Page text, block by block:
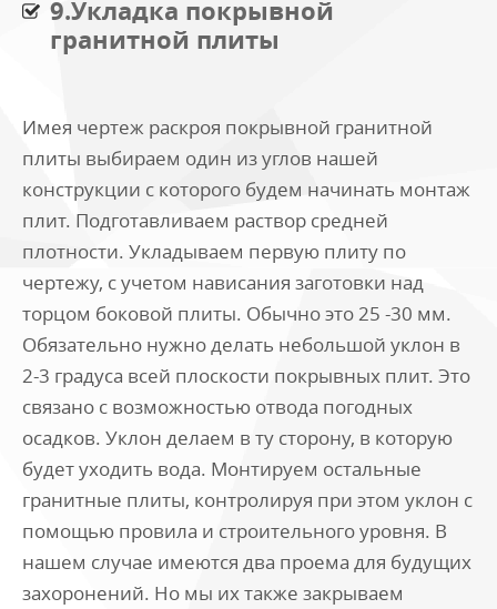
9.Укладка покрывной
гранитной плиты
Имея чертеж раскроя покрывной гранитной
плиты выбираем один из углов нашей
конструкции с которого будем начинать монтаж
плит. Подготавливаем раствор средней
плотности. Укладываем первую плиту по
чертежу, с учетом нависания заготовки над
торцом боковой плиты. Обычно это 25 -30 мм.
Обязательно нужно делать небольшой уклон в
2-3 градуса всей плоскости покрывных плит. Это
связано с возможностью отвода погодных
осадков. Уклон делаем в ту сторону, в которую
будет уходить вода. Монтируем остальные
гранитные плиты, контролируя при этом уклон с
помощью провила и строительного уровня. В
нашем случае имеются два проема для будущих
захоронений. Но мы их также закрываем